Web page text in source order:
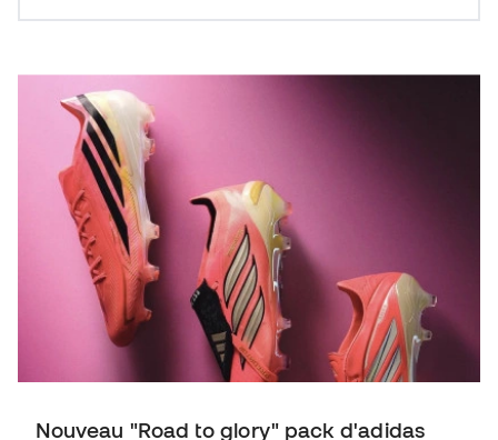
Nouveau "Road to glory" pack d'adidas